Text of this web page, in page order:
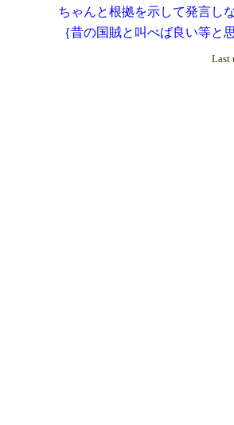
ちゃんと根拠を示して発言しない
｛昔の国賊と叫べば良い等と思
Last